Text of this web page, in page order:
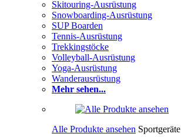
Skitouring-Ausrüstung
Snowboarding-Ausrüstung
SUP Boarden
Tennis-Ausrüstung
Trekkingstöcke
Volleyball-Ausrüstung
Yoga-Ausrüstung
Wanderausrüstung
Mehr sehen...
Alle Produkte ansehen Sportgeräte